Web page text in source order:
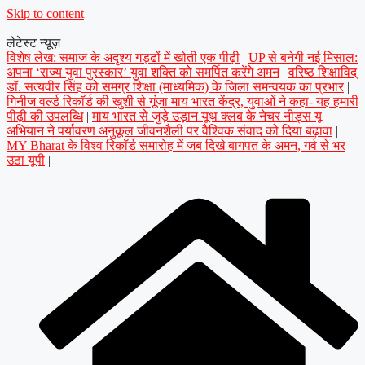
Skip to content
लेटेस्ट न्यूज़
विशेष लेख: समाज के अदृश्य गड्ढों में खोती एक पीढ़ी | UP से बनेगी नई मिसाल:
अपना ‘राज्य युवा पुरस्कार’ युवा शक्ति को समर्पित करेंगे अमन | वरिष्ठ शिक्षाविद्
डॉ. सत्यवीर सिंह को समग्र शिक्षा (माध्यमिक) के जिला समन्वयक का प्रभार |
गिनीज वर्ल्ड रिकॉर्ड की खुशी से गूंजा माय भारत केंद्र, युवाओं ने कहा- यह हमारी
पीढ़ी की उपलब्धि | माय भारत से जुड़े उड़ान यूथ क्लब के नेचर नीड्स यू
अभियान ने पर्यावरण अनुकूल जीवनशैली पर वैश्विक संवाद को दिया बढ़ावा |
MY Bharat के विश्व रिकॉर्ड समारोह में जब दिखे बागपत के अमन, गर्व से भर
उठा यूपी |